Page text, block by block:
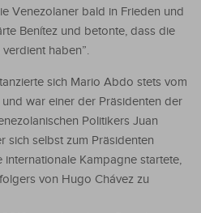
Venezolaner bald in Frieden und
Benítez und betonte, dass die
haben”.
sich Mario Abdo stets vom
war einer der Präsidenten der
Politikers Juan
sich selbst zum Präsidenten
Kampagne startete,
von Hugo Chávez zu